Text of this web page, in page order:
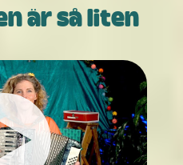
är så liten